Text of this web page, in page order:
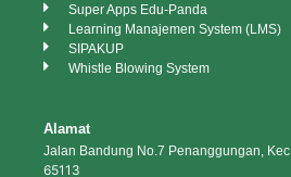
Super Apps Edu-Panda
Learning Manajemen System (LMS)
SIPAKUP
Whistle Blowing System
Alamat
Jalan Bandung No.7 Penanggungan, Kec.
65113